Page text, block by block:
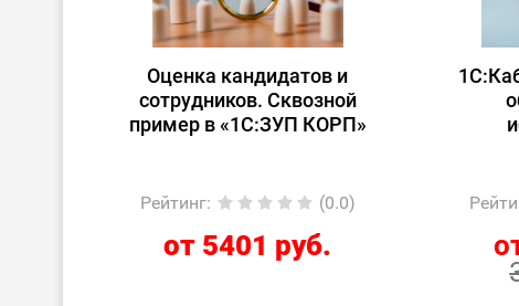
Оценка кандидатов и
сотрудников. Сквозной
пример в «1С:ЗУП КОРП»
Рейтинг: (0.0)
от 5401 руб.